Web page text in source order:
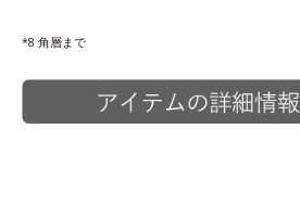
*8 角層まで